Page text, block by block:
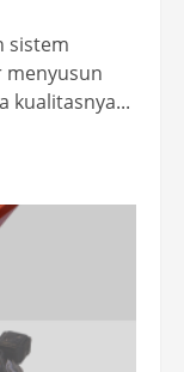
sistem
menyusun
kualitasnya...